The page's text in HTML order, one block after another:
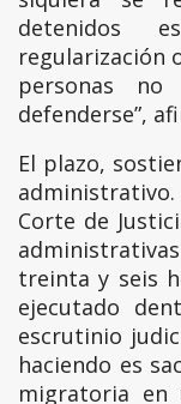
detenidos
regularización
personas
defenderse”,
El plazo,
Corte de
treinta y seis
ejecutado
escrutinio
haciendo es
migratoria en